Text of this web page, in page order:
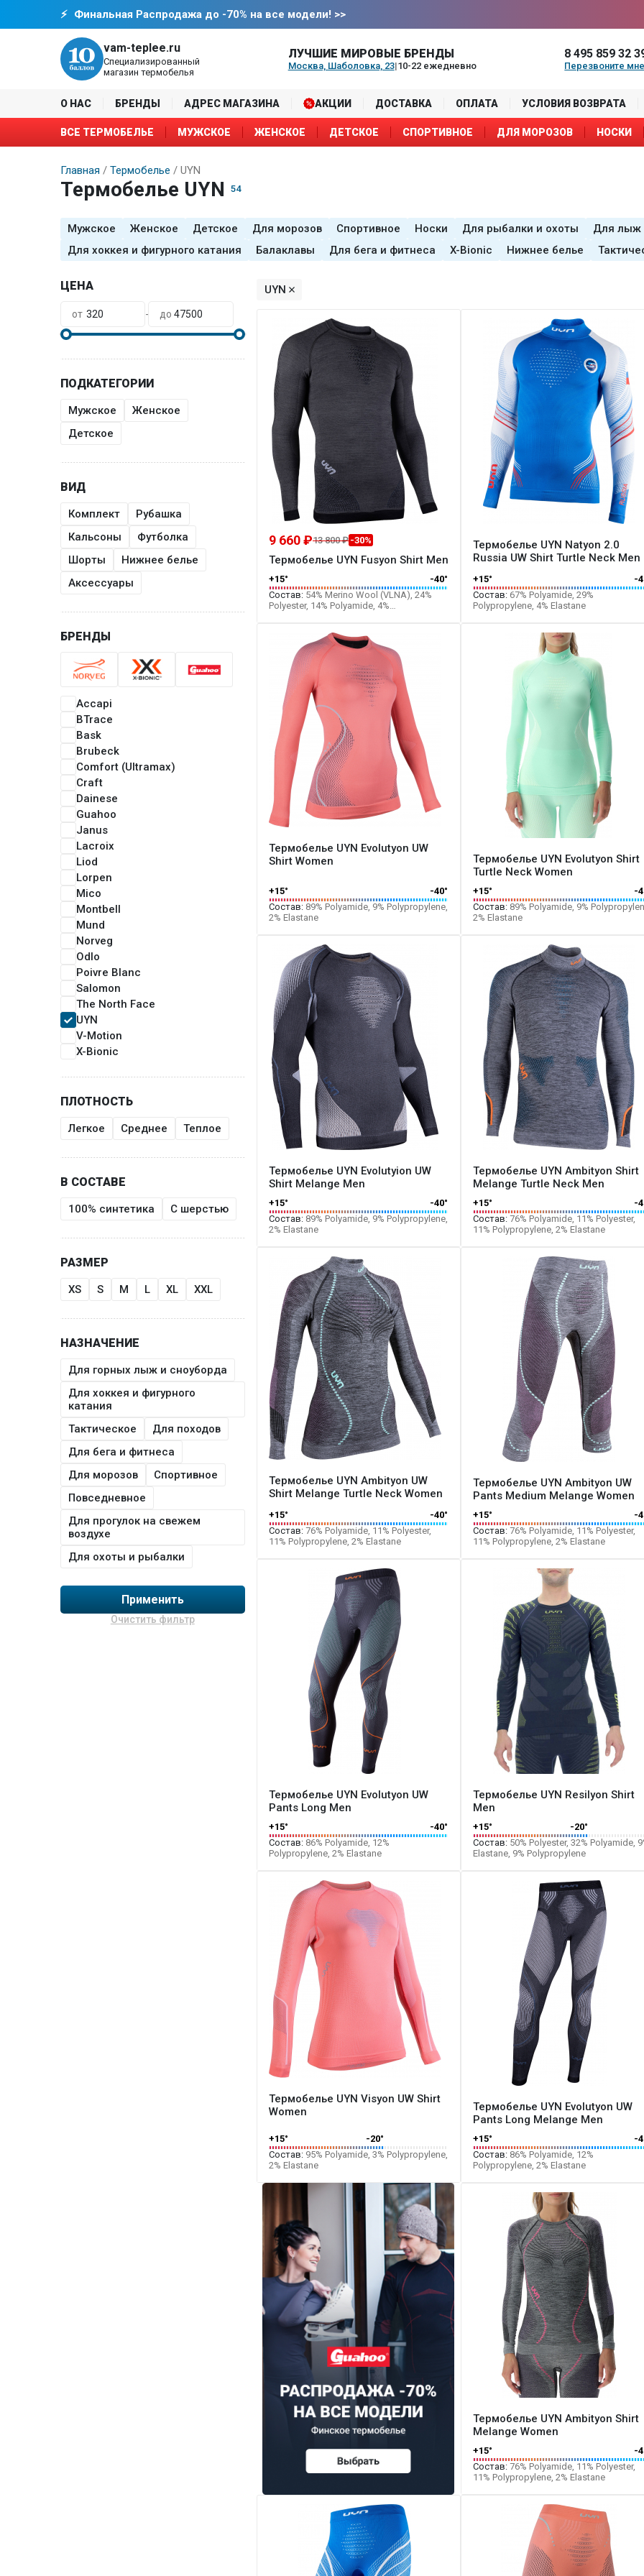
Финальная Распродажа до -70% на все модели! >>
vam-teplee.ru
Специализированный
магазин термобелья
ЛУЧШИЕ МИРОВЫЕ БРЕНДЫ
Москва, Шаболовка, 23|10-22 ежедневно
8 495 859 32
Перезвоните
О НАС БРЕНДЫ АДРЕС МАГАЗИНА АКЦИИ ДОСТАВКА ОПЛАТА УСЛОВИЯ ВОЗВРАТА
ВСЕ ТЕРМОБЕЛЬЕ МУЖСКОЕ ЖЕНСКОЕ ДЕТСКОЕ СПОРТИВНОЕ ДЛЯ МОРОЗОВ НОСКИ
Главная Термобелье UYN
Термобелье UYN 54
Мужское Женское Детское Для морозов Спортивное Носки Для рыбалки и охоты
Для лыж
Для хоккея и фигурного катания
Балаклавы Для бега и фитнеса X-Bionic Нижнее белье
ЦЕНА
-
ПОДКАТЕГОРИИ
Мужское
Женское
Детское
ВИД
Комплект
Рубашка
Кальсоны
Футболка
Шорты
Нижнее белье
Аксессуары
БРЕНДЫ
Accapi
BTrace
Bask
Brubeck
Comfort (Ultramax)
Craft
Dainese
Guahoo
Janus
Lacroix
Liod
Lorpen
Mico
Montbell
Mund
Norveg
Odlo
Poivre Blanc
Salomon
The North Face
UYN
V-Motion
X-Bionic
ПЛОТНОСТЬ
Легкое Среднее Теплое
В СОСТАВЕ
100% синтетика С шерстью
РАЗМЕР
XS S M L XL XXL
НАЗНАЧЕНИЕ
Для горных лыж и сноуборда
Для хоккея и фигурного
катания
Тактическое
Для походов
Для бега и фитнеса
Для морозов
Спортивное
Повседневное
Для прогулок на свежем
воздухе
Для охоты и рыбалки
Очистить фильтр
Применить
UYN
Термобелье UYN Fusyon Shirt Men
+15°
-40°
Состав:54% Merino Wool (VLNA), 24%
Polyester, 14% Polyamide, 4%
9 660 ₽13 800 ₽ -30%
Термобелье UYN Natyon 2.0
Russia UW Shirt Turtle Neck Men
+15°
-
Состав:67% Polyamide, 29%
Polypropylene, 4% Elastane
Термобелье UYN Evolutyon UW
Shirt Women
+15°
-40°
Состав:89% Polyamide, 9% Polypropylene,
2% Elastane
Термобелье UYN Evolutyon Shirt
Turtle Neck Women
+15°
-
Состав:89% Polyamide, 9%
2% Elastane
Термобелье UYN Evolutyion UW
Shirt Melange Men
+15°
-40°
Состав:89% Polyamide, 9% Polypropylene,
2% Elastane
Термобелье UYN Ambityon Shirt
Melange Turtle Neck Men
+15°
-
Состав:76% Polyamide, 11% Polyester,
11% Polypropylene, 2% Elastane
Термобелье UYN Ambityon UW
Shirt Melange Turtle Neck Women
+15°
-40°
Состав:76% Polyamide, 11% Polyester,
11% Polypropylene, 2% Elastane
Термобелье UYN Ambityon UW
Pants Medium Melange Women
+15°
-
Состав:76% Polyamide, 11% Polyester,
11% Polypropylene, 2% Elastane
Термобелье UYN Evolutyon UW
Pants Long Men
+15°
-40°
Состав:86% Polyamide, 12%
Polypropylene, 2% Elastane
Термобелье UYN Resilyon Shirt
Men
+15°
-20°
Состав:50% Polyester, 32% Polyamide,
Elastane, 9% Polypropylene
Термобелье UYN Visyon UW Shirt
Women
+15°
-20°
Состав:95% Polyamide, 3% Polypropylene,
2% Elastane
Термобелье UYN Evolutyon UW
Pants Long Melange Men
+15°
-
Состав:86% Polyamide, 12%
Polypropylene, 2% Elastane
Термобелье UYN Ambityon Shirt
Melange Women
+15°
-
Состав:76% Polyamide, 11% Polyester,
11% Polypropylene, 2% Elastane